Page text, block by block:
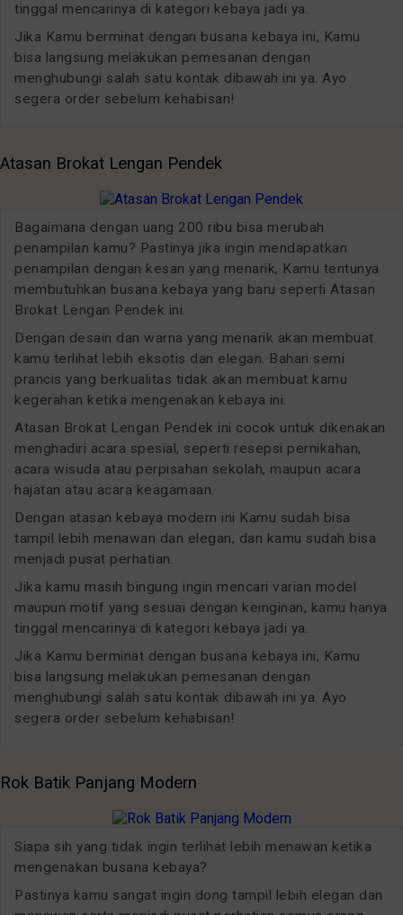
tinggal mencarinya di kategori kebaya jadi ya.
Jika Kamu berminat dengan busana kebaya ini, Kamu
bisa langsung melakukan pemesanan dengan
menghubungi salah satu kontak dibawah ini ya. Ayo
segera order sebelum kehabisan!
Atasan Brokat Lengan Pendek
Bagaimana dengan uang 200 ribu bisa merubah
penampilan kamu? Pastinya jika ingin mendapatkan
penampilan dengan kesan yang menarik, Kamu tentunya
membutuhkan busana kebaya yang baru seperti Atasan
Brokat Lengan Pendek ini.
Dengan desain dan warna yang menarik akan membuat
kamu terlihat lebih eksotis dan elegan. Bahan semi
prancis yang berkualitas tidak akan membuat kamu
kegerahan ketika mengenakan kebaya ini.
Atasan Brokat Lengan Pendek ini cocok untuk dikenakan
menghadiri acara spesial, seperti resepsi pernikahan,
acara wisuda atau perpisahan sekolah, maupun acara
hajatan atau acara keagamaan.
Dengan atasan kebaya modern ini Kamu sudah bisa
tampil lebih menawan dan elegan, dan kamu sudah bisa
menjadi pusat perhatian.
Jika kamu masih bingung ingin mencari varian model
maupun motif yang sesuai dengan keinginan, kamu hanya
tinggal mencarinya di kategori kebaya jadi ya.
Jika Kamu berminat dengan busana kebaya ini, Kamu
bisa langsung melakukan pemesanan dengan
menghubungi salah satu kontak dibawah ini ya. Ayo
segera order sebelum kehabisan!
Rok Batik Panjang Modern
Siapa sih yang tidak ingin terlihat lebih menawan ketika
mengenakan busana kebaya?
Pastinya kamu sangat ingin dong tampil lebih elegan dan